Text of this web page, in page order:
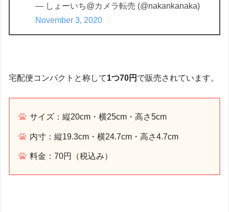
— しょーいち@カメラ転売 (@nakankanaka)
November 3, 2020
宅配便コンパクトと称して1つ70円 で販売されています。
サイズ：縦20cm・横25cm・高さ5cm
内寸：縦19.3cm・横24.7cm・高さ4.7cm
料金：70円（税込み）